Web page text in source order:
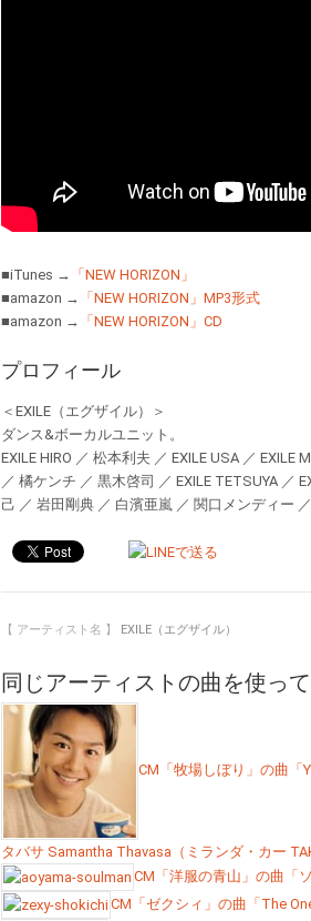
■iTunes → 「NEW HORIZON」
■amazon → 「NEW HORIZON」MP3形式
■amazon → 「NEW HORIZON」CD
プロフィール
＜EXILE（エグザイル）＞
ダンス&ボーカルユニット。
EXILE HIRO ／ 松本利夫 ／ EXILE USA ／ EXILE
／ 橘ケンチ ／ 黒木啓司 ／ EXILE TETSUYA ／
己 ／ 岩田剛典 ／ 白濱亜嵐 ／ 関口メンディー
【 アーティスト名 】 EXILE（エグザイル）
同じアーティストの曲を使っ
CM「牧場しぼり」の曲「
タバサ Samantha Thavasa（ミランダ・カー
CM「洋服の青山」の曲「
CM「ゼクシィ」の曲「The